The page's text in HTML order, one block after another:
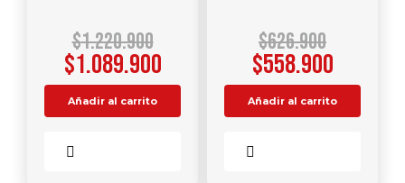
$1.220.900
$1.089.900
Añadir al carrito
$626.900
$558.900
Añadir al carrito